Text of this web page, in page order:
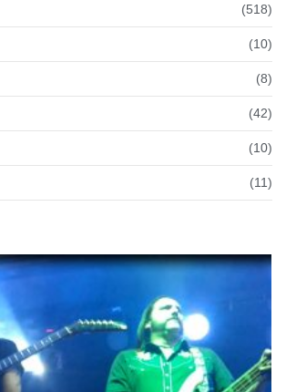
(518)
(10)
(8)
(42)
(10)
(11)